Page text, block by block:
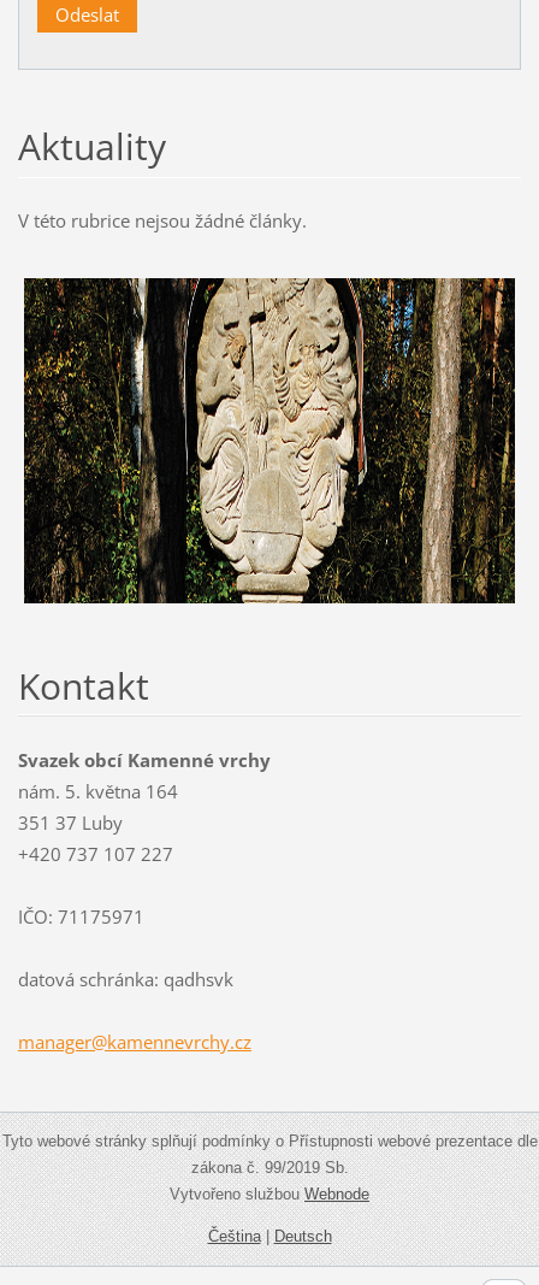
Aktuality
V této rubrice nejsou žádné články.
Kontakt
Svazek obcí Kamenné vrchy
nám. 5. května 164
351 37 Luby
+420 737 107 227
IČO: 71175971
datová schránka: qadhsvk
manager@kamennevrchy.cz
Tyto webové stránky splňují podmínky o Přístupnosti webové prezentace dle
zákona č. 99/2019 Sb.
Vytvořeno službouWebnode
Čeština|Deutsch